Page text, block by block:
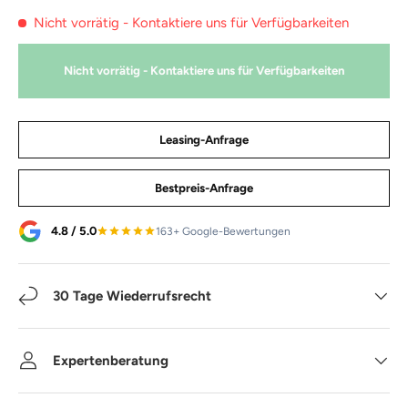
Nicht vorrätig - Kontaktiere uns für Verfügbarkeiten
Nicht vorrätig - Kontaktiere uns für Verfügbarkeiten
Leasing-Anfrage
Bestpreis-Anfrage
4.8 / 5.0 163+ Google-Bewertungen
30 Tage Wiederrufsrecht
Expertenberatung